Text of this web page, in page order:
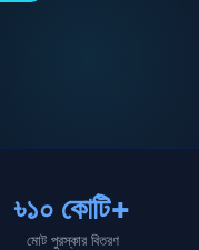
৳১০ কোটি+
মোট পুরস্কার বিতরণ